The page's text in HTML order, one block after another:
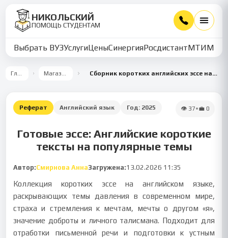
НИКОЛЬСКИЙ
ПОМОЩЬ СТУДЕНТАМ
Выбрать ВУЗУслугиЦеныСинергияРосдистантМТИММУ
Главная Магазин работ Сборник коротких английских эссе на темы: давление, страх, мечта, доброта, талисман
Реферат Английский язык Год: 2025 👁 37•💼 0
Готовые эссе: Английские короткие
тексты на популярные темы
Автор:Смирнова АннаЗагружена:13.02.2026 11:35
Коллекция коротких эссе на английском языке,
раскрывающих темы давления в современном мире,
страха и стремления к мечтам, мечты о другом «я»,
значение доброты и личного талисмана. Подходит для
отработки письменной речи и подготовки к устным